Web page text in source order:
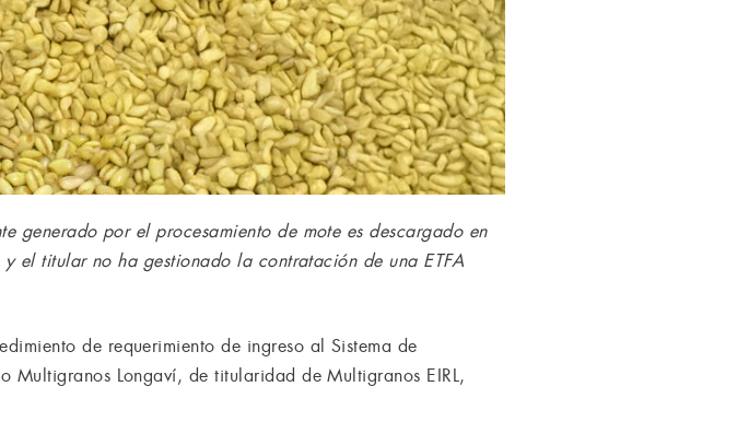
generado por el procesamiento de mote es descargado en
el titular no ha gestionado la contratación de una ETFA
de requerimiento de ingreso al Sistema de
Multigranos Longaví, de titularidad de Multigranos EIRL,